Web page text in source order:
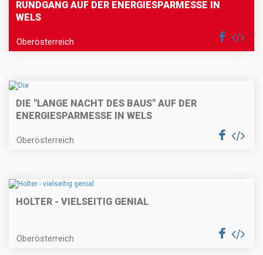
RUNDGANG AUF DER ENERGIESPARMESSE IN
WELS
Oberösterreich
DIE "LANGE NACHT DES BAUS" AUF DER
ENERGIESPARMESSE IN WELS
Oberösterreich
HOLTER - VIELSEITIG GENIAL
Oberösterreich